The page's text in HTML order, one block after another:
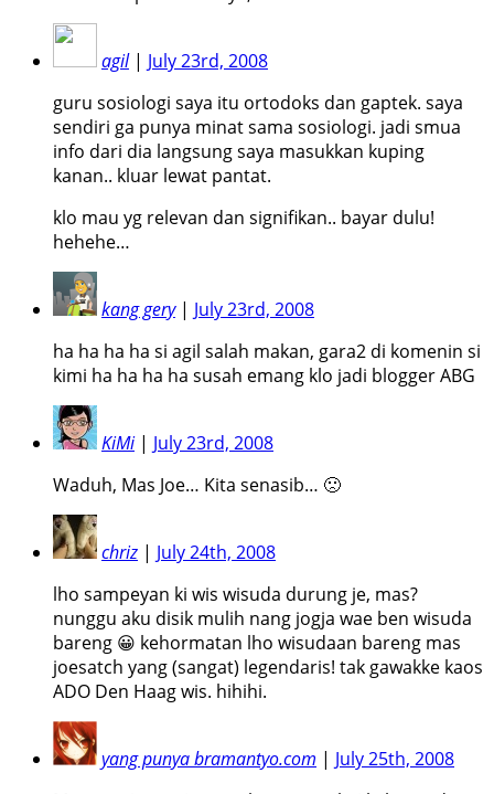
agil| July 23rd, 2008
guru sosiologi saya itu ortodoks dan gaptek. saya
sendiri ga punya minat sama sosiologi. jadi smua
info dari dia langsung saya masukkan kuping
kanan.. kluar lewat pantat.
klo mau yg relevan dan signifikan.. bayar dulu!
hehehe…
kang gery| July 23rd, 2008
ha ha ha ha si agil salah makan, gara2 di komenin si
kimi ha ha ha ha susah emang klo jadi blogger ABG
KiMi| July 23rd, 2008
Waduh, Mas Joe… Kita senasib… 🙁
chriz | July 24th, 2008
lho sampeyan ki wis wisuda durung je, mas?
nunggu aku disik mulih nang jogja wae ben wisuda
bareng 😀 kehormatan lho wisudaan bareng mas
joesatch yang (sangat) legendaris! tak gawakke kaos
ADO Den Haag wis. hihihi.
yang punya bramantyo.com | July 25th, 2008